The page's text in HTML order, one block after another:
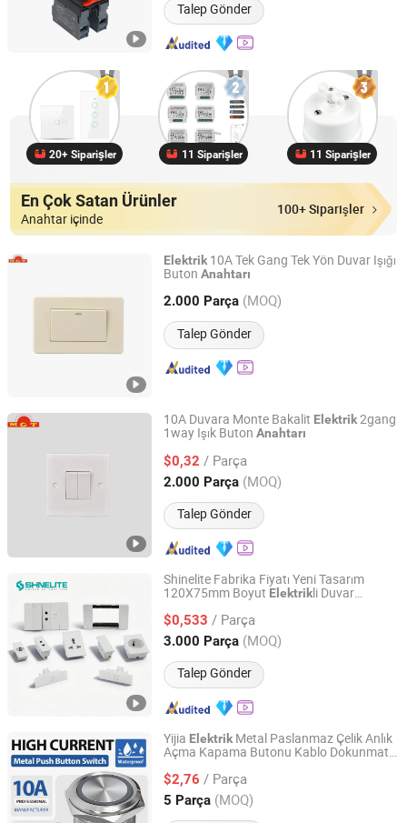
Talep Gönder
20+ Siparişler 11 Siparişler 11 Siparişler
En Çok Satan Ürünler
Anahtar içinde
100+ Siparişler
Elektrik10A Tek Gang Tek Yön Duvar Işığı
Buton Anahtarı
2.000 Parça (MOQ)
Talep Gönder
Wenzhou Tianmin Technology Co., Ltd
Zhejiang, China Fiyat 2022
10A Duvara Monte Bakalit Elektrik2gang
1way Işık Buton Anahtarı
$0,32 / Parça
2.000 Parça (MOQ)
Talep Gönder
Wenzhou Tianmin Technology Co., Ltd
Zhejiang, China Fiyat 2022
Shinelite Fabrika Fiyatı Yeni Tasarım
120X75mm Boyut Elektrikli Duvar
$0,533 / Parça
3.000 Parça (MOQ)
Talep Gönder
Shanghai Shinelite Electric Co., Ltd.
Shanghai, China Fiyat 2018
Yijia ElektrikMetal Paslanmaz Çelik Anlık
Açma Kapama Butonu Kablo Dokunmatik
Anahtarı Asansör için Sos
$2,76 / Parça
5 Parça (MOQ)
Yijia Industrial Electric Co., Ltd.
Zhejiang, China Fiyat 2025